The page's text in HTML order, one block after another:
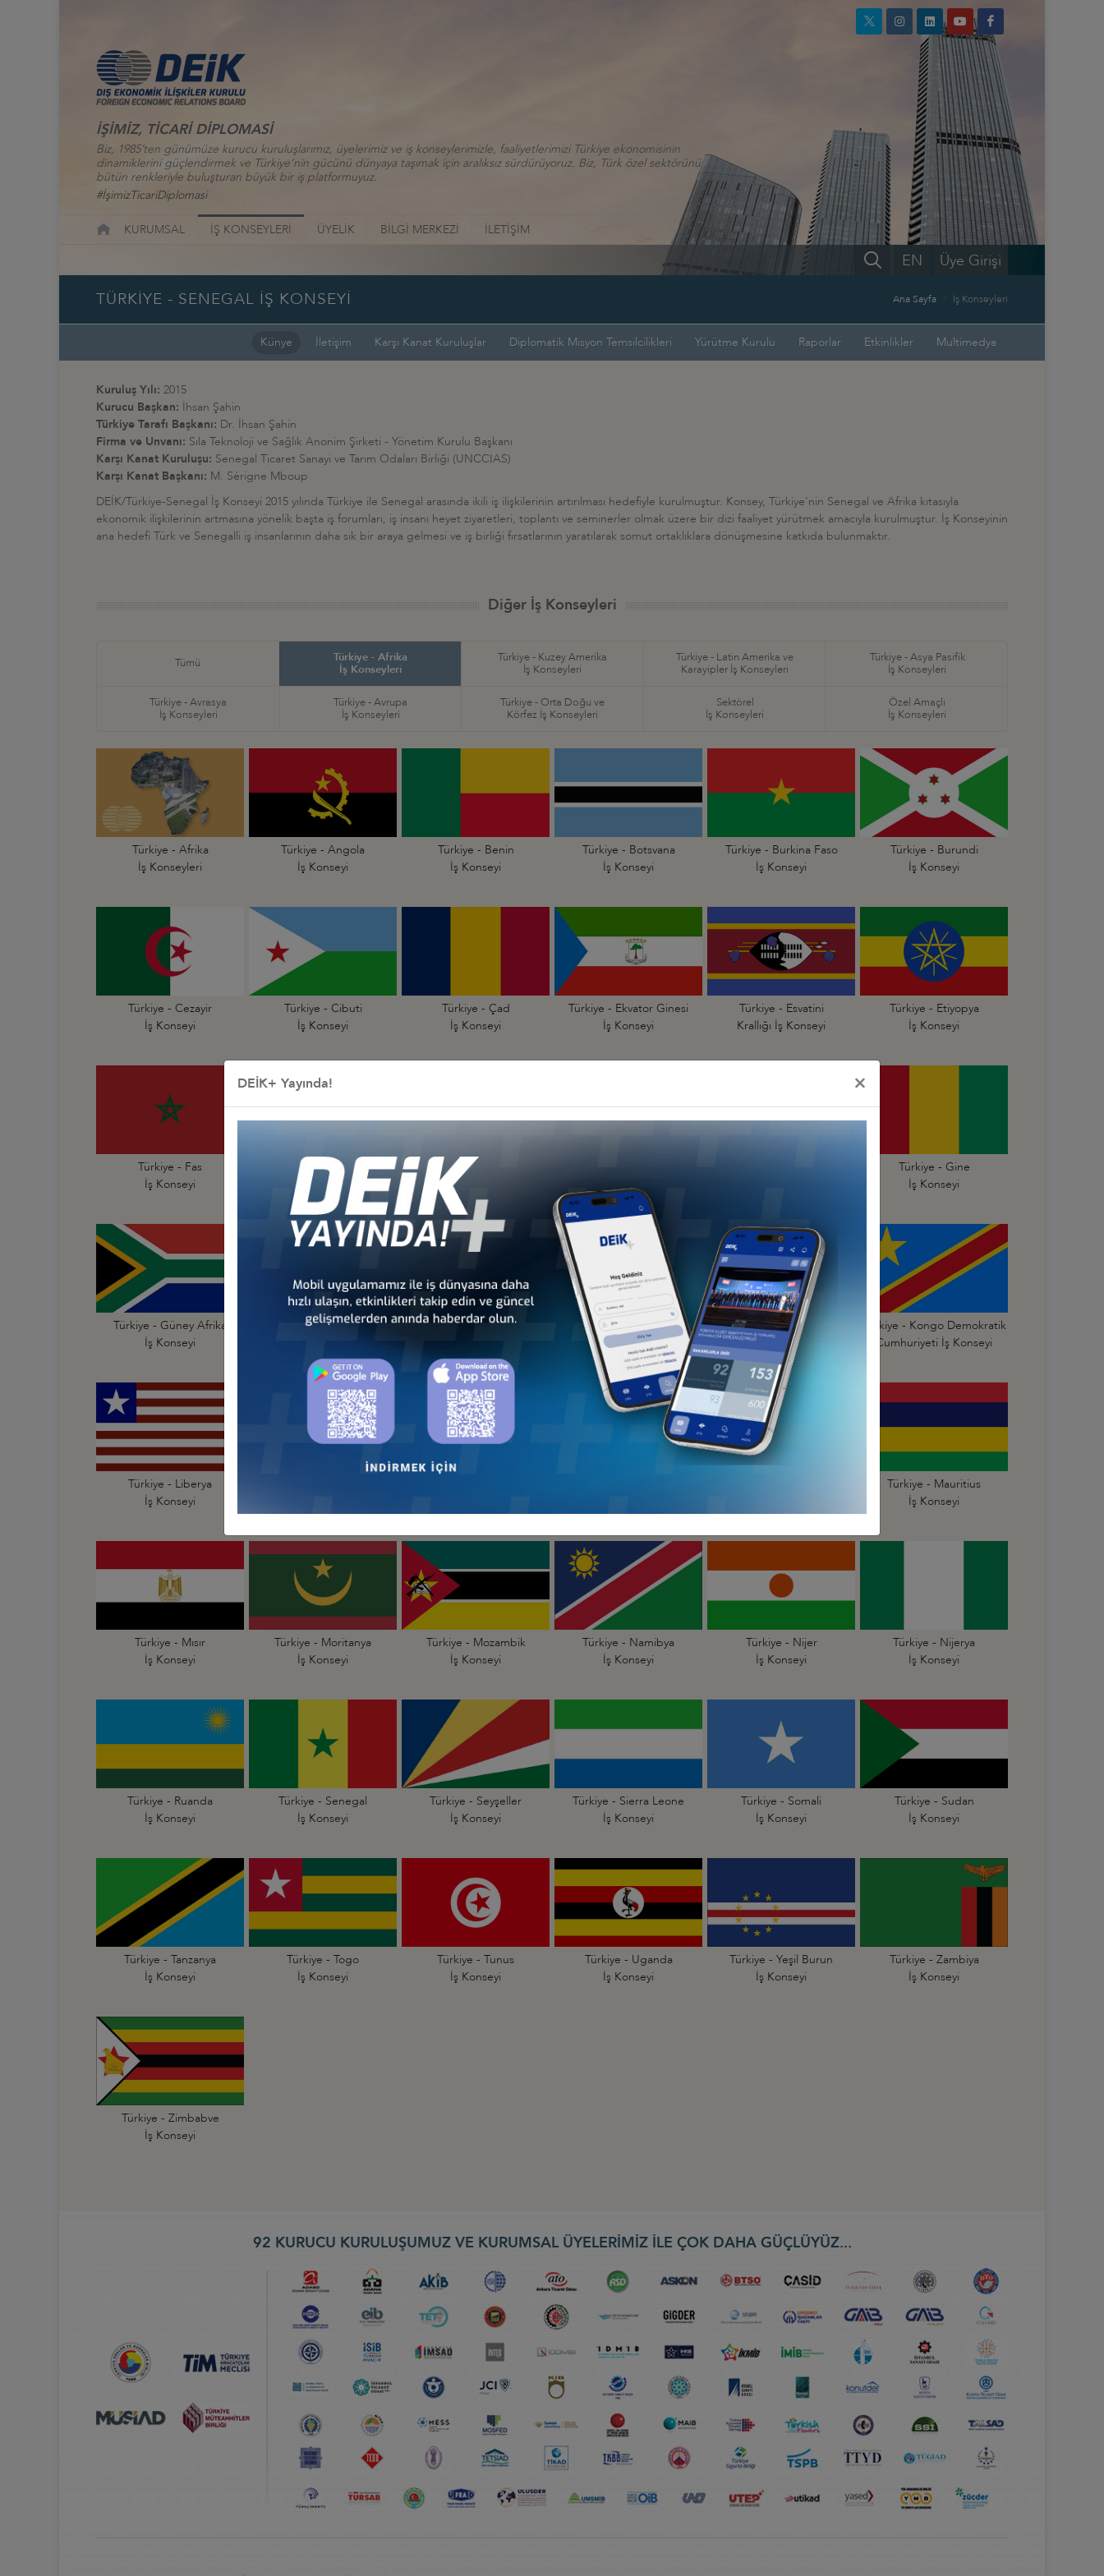
İŞİMİZ, TİCARİ DİPLOMASİ
Biz, 1985’ten günümüze kurucu kuruluşlarımız, üyelerimiz ve iş konseylerimizle, faaliyetlerimizi Türkiye ekonomisinin
dinamiklerini güçlendirmek ve Türkiye’nin gücünü dünyaya taşımak için aralıksız sürdürüyoruz. Biz, Türk özel sektörünü
bütün renkleriyle buluşturan büyük bir iş platformuyuz.
#İşimizTicariDiplomasi
KURUMSAL İŞ KONSEYLERİ ÜYELİK BİLGİ MERKEZİ İLETİŞİM
Üye Girişi
EN
TÜRKİYE - SENEGAL İŞ KONSEYİ Ana Sayfa İş Konseyleri
Künye İletişim Karşı Kanat Kuruluşlar Diplomatik Misyon Temsilcilikleri Yürütme Kurulu Raporlar Etkinlikler Multimedya
Kuruluş Yılı: 2015
Kurucu Başkan: İhsan Şahin
Türkiye Tarafı Başkanı: Dr. İhsan Şahin
Firma ve Unvanı: Sıla Teknoloji ve Sağlık Anonim Şirketi - Yönetim Kurulu Başkanı
Karşı Kanat Kuruluşu: Senegal Ticaret Sanayi ve Tarım Odaları Birliği (UNCCIAS)
Karşı Kanat Başkanı: M. Sérigne Mboup
DEİK/Türkiye-Senegal İş Konseyi 2015 yılında Türkiye ile Senegal arasında ikili iş ilişkilerinin artırılması hedefiyle kurulmuştur. Konsey, Türkiye'nin Senegal ve Afrika kıtasıyla
ekonomik ilişkilerinin artmasına yönelik başta iş forumları, iş insanı heyet ziyaretleri, toplantı ve seminerler olmak üzere bir dizi faaliyet yürütmek amacıyla kurulmuştur. İş Konseyinin
ana hedefi Türk ve Senegalli iş insanlarının daha sık bir araya gelmesi ve iş birliği fırsatlarının yaratılarak somut ortaklıklara dönüşmesine katkıda bulunmaktır.
Diğer İş Konseyleri
Tümü
Türkiye - Afrika
İş Konseyleri
Türkiye - Kuzey Amerika
İş Konseyleri
Türkiye - Latin Amerika ve
Karayipler İş Konseyleri
Türkiye - Asya Pasifik
İş Konseyleri
Türkiye - Avrasya
İş Konseyleri
Türkiye - Avrupa
İş Konseyleri
Türkiye - Orta Doğu ve
Körfez İş Konseyleri
Sektörel
İş Konseyleri
Özel Amaçlı
İş Konseyleri
Türkiye - Afrika
İş Konseyleri
Türkiye - Angola
İş Konseyi
Türkiye - Benin
İş Konseyi
Türkiye - Botsvana
İş Konseyi
Türkiye - Burkina Faso
İş Konseyi
Türkiye - Burundi
İş Konseyi
Türkiye - Cezayir
İş Konseyi
Türkiye - Cibuti
İş Konseyi
Türkiye - Çad
İş Konseyi
Türkiye - Ekvator Ginesi
İş Konseyi
Türkiye - Esvatini
Krallığı İş Konseyi
Türkiye - Etiyopya
İş Konseyi
Türkiye - Fas
İş Konseyi
Türkiye - Fildişi Sahili
İş Konseyi
Türkiye - Gabon
İş Konseyi
Türkiye - Gambiya
İş Konseyi
Türkiye - Gine
İş Konseyi
Türkiye - Güney Afrika
İş Konseyi
Türkiye - Güney Sudan
Türkiye - Kamerun
Türkiye - Kenya
İş Konseyi
Türkiye - Kongo
Cumhuriyeti İş Konseyi
Türkiye - Kongo Demokratik
Cumhuriyeti İş Konseyi
Türkiye - Liberya
İş Konseyi
Türkiye - Mauritius
İş Konseyi
Türkiye - Mısır
İş Konseyi
Türkiye - Moritanya
İş Konseyi
Türkiye - Mozambik
İş Konseyi
Türkiye - Namibya
İş Konseyi
Türkiye - Nijer
İş Konseyi
Türkiye - Nijerya
İş Konseyi
Türkiye - Ruanda
İş Konseyi
Türkiye - Senegal
İş Konseyi
Türkiye - Seyşeller
İş Konseyi
Türkiye - Sierra Leone
İş Konseyi
Türkiye - Somali
İş Konseyi
Türkiye - Sudan
İş Konseyi
Türkiye - Tanzanya
İş Konseyi
Türkiye - Togo
İş Konseyi
Türkiye - Tunus
İş Konseyi
Türkiye - Uganda
İş Konseyi
Türkiye - Yeşil Burun
İş Konseyi
Türkiye - Zambiya
İş Konseyi
Türkiye - Zimbabve
İş Konseyi
92 KURUCU KURULUŞUMUZ VE KURUMSAL ÜYELERİMİZ İLE ÇOK DAHA GÜÇLÜYÜZ...
DEİK+ Yayında! ×